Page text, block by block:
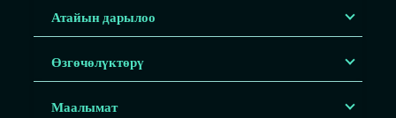
Атайын дарылоо
Өзгөчөлүктөрү
Маалымат